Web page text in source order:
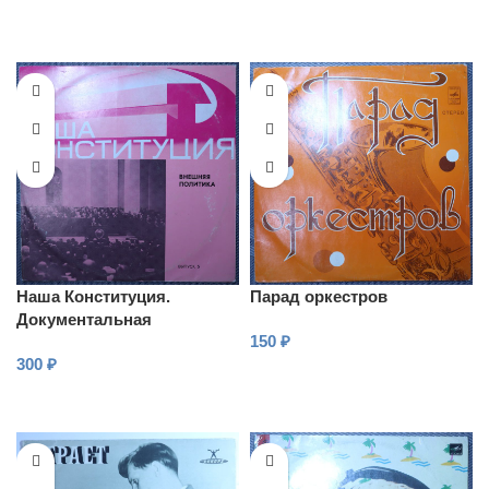
Наша Конституция.
Документальная
Внешняя политика)
300 ₽
Парад оркестров
150 ₽